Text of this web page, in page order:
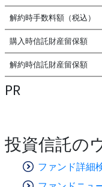
解約時手数料額（税込）
購入時信託財産留保額
解約時信託財産留保額
PR
投資信託の
ファンド詳細